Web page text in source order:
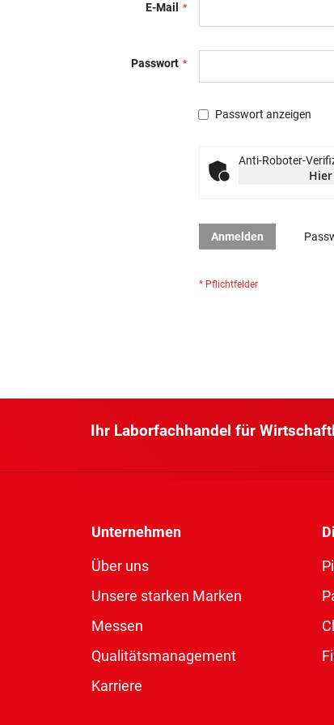
E-Mail
Passwort
Passwort anzeigen
Anti-Roboter-
Anmelden
Ihr Laborfachhandel für
Unternehmen
Über uns
Unsere starken Marken
Messen
Qualitätsmanagement
Karriere